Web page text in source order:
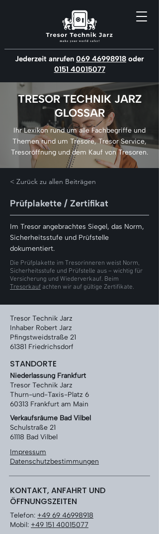
Jederzeit anrufen 069 46998918 oder
0151 40015077
TRESOR TECHNIK JARZ
GLOSSAR
Ihr Lexikon rund um alle Fachbegriffe und
Themen rund um Tresore, Tresor Service,
Tresoröffnung und dem Kauf von Tresoren.
< Zurück zu allen Beiträgen
Prüfplakette / Zertifikat
Im Tresor angebrachtes Siegel, das Norm,
Sicherheitsstufe und Prüfstelle
dokumentiert.
Die Prüfplakette im Tresorinneren weist Norm,
Sicherheitsstufe und Prüfstelle aus – wichtig für
Versicherung und Wiederverkauf. Beim
Tresorkauf achten wir auf gültige Zertifikate.
Tresor Technik Jarz
Inhaber Robert Jarz
Pfingstweidstraße 21
61381 Friedrichsdorf
STANDORTE
Niederlassung Frankfurt
Tresor Technik Jarz
Thurn-und-Taxis-Platz 6
60313 Frankfurt am Main
Verkaufsräume Bad Vilbel
Schulstraße 21
61118 Bad Vilbel
Impressum
Datenschutzbestimmungen
KONTAKT, ANFAHRT UND
ÖFFNUNGSZEITEN
Telefon: +49 69 46998918
Mobil: +49 151 40015077